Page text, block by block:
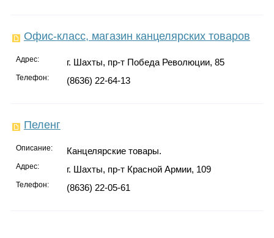
Офис-класс, магазин канцелярских товаров
Адрес: г. Шахты, пр-т Победа Революции, 85
Телефон: (8636) 22-64-13
Пеленг
Описание: Канцелярские товары.
Адрес: г. Шахты, пр-т Красной Армии, 109
Телефон: (8636) 22-05-61